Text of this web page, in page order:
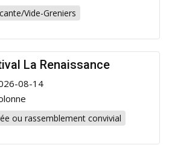
Vide-Greniers
La Renaissance
08-14
ou rassemblement convivial